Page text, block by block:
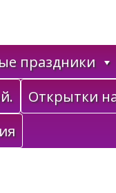
праздники
Открытки